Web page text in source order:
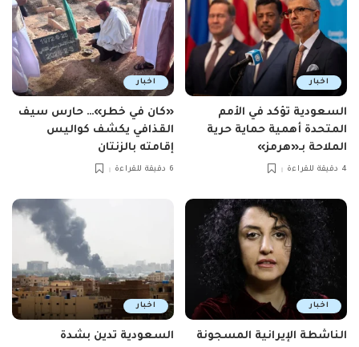
اخبار
السعودية تؤكد في الأمم
المتحدة أهمية حماية حرية
الملاحة بـ«هرمز»
4 دقيقة للقراءة
اخبار
«كان في خطر»… حارس سيف
القذافي يكشف كواليس
إقامته بالزنتان
6 دقيقة للقراءة
اخبار
الناشطة الإيرانية المسجونة
اخبار
السعودية تدين بشدة